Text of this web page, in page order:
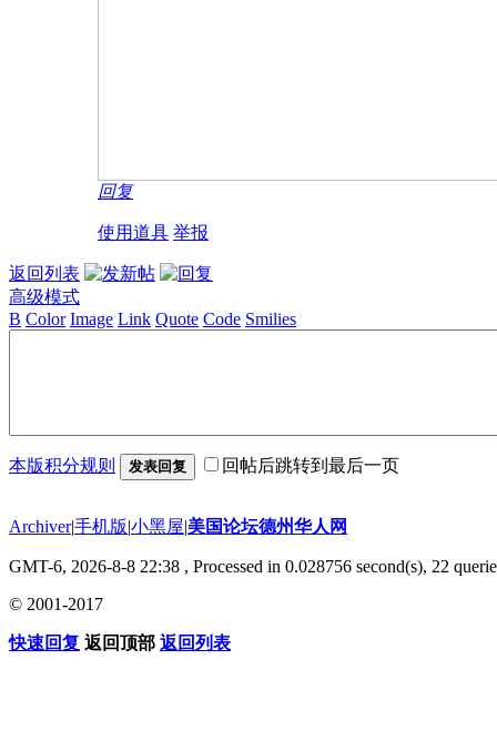
回复
使用道具 举报
返回列表
高级模式
B Color Image Link Quote Code Smilies
本版积分规则 发表回复 回帖后跳转到最后一页
Archiver|手机版|小黑屋|美国论坛德州华人网
GMT-6, 2026-8-8 22:38 , Processed in 0.028756 second(s), 22
© 2001-2017
快速回复 返回顶部 返回列表